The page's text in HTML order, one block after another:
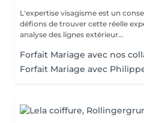
L'expertise visagisme est un
défions de trouver cette réelle
analyse des lignes extérieur...
Forfait Mariage avec nos
Forfait Mariage avec